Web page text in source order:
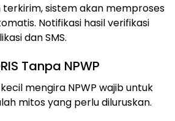
terkirim, sistem akan memproses
Notifikasi hasil verifikasi
dan SMS.
Tanpa NPWP
mengira NPWP wajib untuk
mitos yang perlu diluruskan.